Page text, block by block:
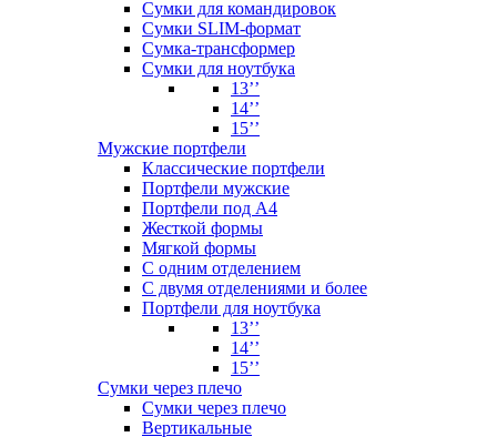
Сумки для командировок
Сумки SLIM-формат
Сумка-трансформер
Сумки для ноутбука
13’’
14’’
15’’
Мужские портфели
Классические портфели
Портфели мужские
Портфели под А4
Жесткой формы
Мягкой формы
С одним отделением
С двумя отделениями и более
Портфели для ноутбука
13’’
14’’
15’’
Сумки через плечо
Сумки через плечо
Вертикальные